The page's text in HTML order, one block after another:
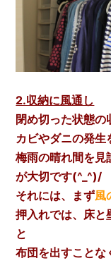
2.収納に風通し
閉め切った状態の
カビやダニの発生
梅雨の晴れ間を見
が大切です(^_^)/
それには、まず風
押入れでは、床と
と
布団を出すことな